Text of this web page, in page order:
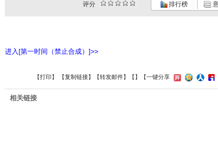
评分 排行榜
进入[第一时间（禁止合成）]>>
【打印 】 【复制链接】【转发邮件】【 】 【一键分享
相关链接